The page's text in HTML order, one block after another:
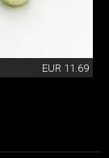
EUR 11.69